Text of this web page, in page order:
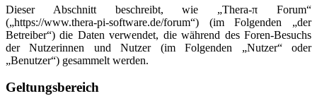
Dieser Abschnitt beschreibt, wie „Thera-π Forum“
(„https://www.thera-pi-software.de/forum“) (im Folgenden „der
Betreiber“) die Daten verwendet, die während des Foren-Besuchs
der Nutzerinnen und Nutzer (im Folgenden „Nutzer“ oder
„Benutzer“) gesammelt werden.
Geltungsbereich